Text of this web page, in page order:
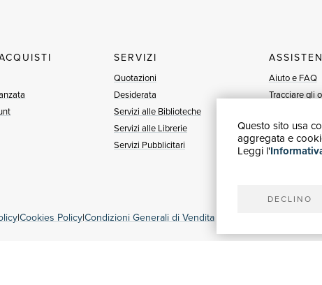
Questo sito usa
aggregata e
Leggi l'
DECLINO
SERVIZI
Quotazioni
Desiderata
Servizi alle Biblioteche
Servizi alle Librerie
Servizi Pubblicitari
Aiuto e FAQ
Tracciare gli
Fatturazione
Carta del
|Cookies Policy|Condizioni Generali di Vendita